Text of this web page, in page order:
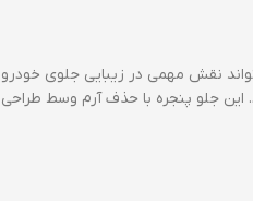
نقش مهمی در زیبایی جلوی
این جلو پنجره با حذف آرم وسط